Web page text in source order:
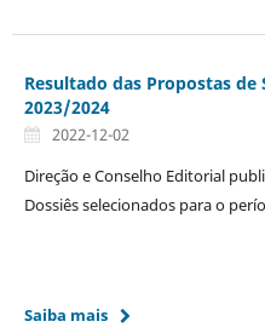
Resultado das Propostas de
2023/2024
2022-12-02
Direção e Conselho Editorial
Dossiês selecionados para o
Saiba mais